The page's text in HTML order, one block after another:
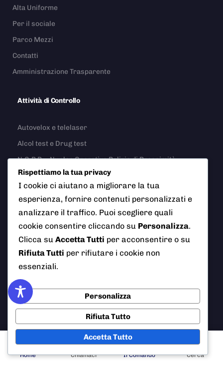
Alta Uniforme
Per il sociale
Parco Mezzi
Contatti
Amministrazione Trasparente
Attività di Controllo
Autovelox e telelaser
Alcol test e Drug test
N.O.P.P. – Nucleo Operativo Polizia di Prossimità
Pattuglia stradale
Targa System
Media
Numeri Utili
Educazione Stradale
Posta Elettronica Certificata
Video
FaqHome Chiamaci Il Comando Cerca
Rispettiamo la tua privacy
I cookie ci aiutano a migliorare la tua
esperienza, fornire contenuti personalizzati e
analizzare il traffico. Puoi scegliere quali
cookie consentire cliccando su Personalizza.
Clicca su Accetta Tutti per acconsentire o su
Rifiuta Tutti per rifiutare i cookie non
essenziali.
Personalizza
Rifiuta Tutto
Accetta Tutto